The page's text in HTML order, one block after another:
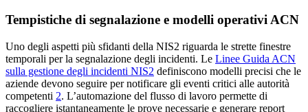
Tempistiche di segnalazione e modelli operativi ACN
Uno degli aspetti più sfidanti della NIS2 riguarda le strette finestre
temporali per la segnalazione degli incidenti. Le Linee Guida ACN
sulla gestione degli incidenti NIS2 definiscono modelli precisi che le
aziende devono seguire per notificare gli eventi critici alle autorità
competenti 2. L’automazione del flusso di lavoro permette di
raccogliere istantaneamente le prove necessarie e generare report